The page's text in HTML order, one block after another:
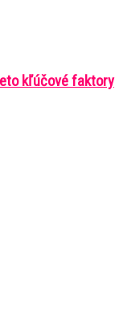
kľúčové faktory